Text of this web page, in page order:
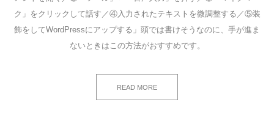
ク」をクリックして話す／④入力されたテキストを微調整する／⑤装
飾をしてWordPressにアップする」頭では書けそうなのに、手が進ま
ないときはこの方法がおすすめです。
READ MORE